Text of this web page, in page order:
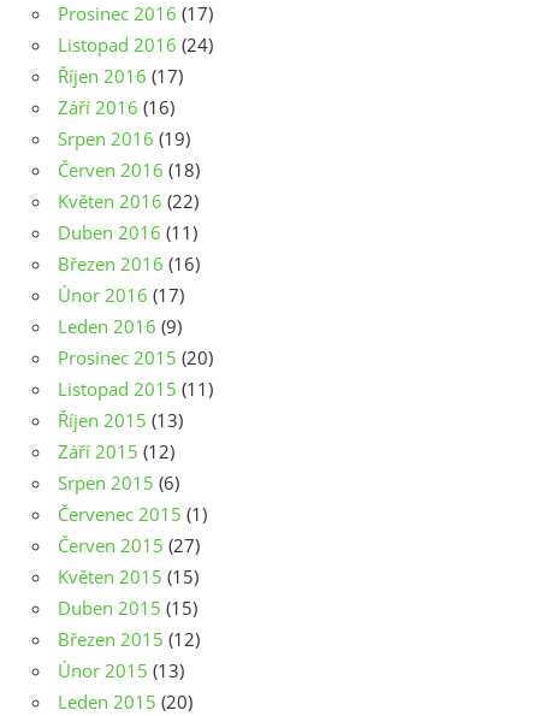
Prosinec 2016 (17)
Listopad 2016 (24)
Říjen 2016 (17)
Září 2016 (16)
Srpen 2016 (19)
Červen 2016 (18)
Květen 2016 (22)
Duben 2016 (11)
Březen 2016 (16)
Únor 2016 (17)
Leden 2016 (9)
Prosinec 2015 (20)
Listopad 2015 (11)
Říjen 2015 (13)
Září 2015 (12)
Srpen 2015 (6)
Červenec 2015 (1)
Červen 2015 (27)
Květen 2015 (15)
Duben 2015 (15)
Březen 2015 (12)
Únor 2015 (13)
Leden 2015 (20)